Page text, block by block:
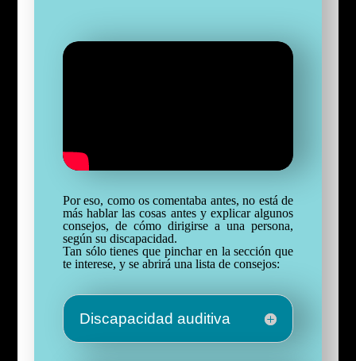
Por eso, como os comentaba antes, no está de
más hablar las cosas antes y explicar algunos
consejos, de cómo dirigirse a una persona,
según su discapacidad.
Tan sólo tienes que pinchar en la sección que
te interese, y se abrirá una lista de consejos:
Discapacidad auditiva